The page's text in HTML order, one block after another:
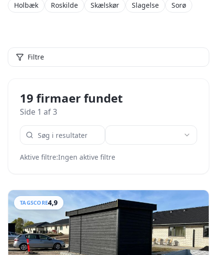
Holbæk Roskilde Skælskør Slagelse Sorø
Filtre
19 firmaer fundet
Side 1 af3
Aktive filtre:Ingen aktive filtre
TAGSCORE4,9